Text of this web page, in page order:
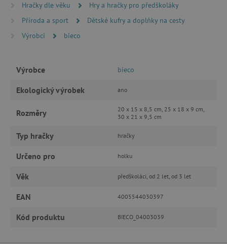
Hračky dle věku
Hry a hračky pro předškoláky
Příroda a sport
Dětské kufry a doplňky na cesty
Výrobci
bieco
Výrobce bieco
Ekologický výrobek ano
Rozměry
20 x 15 x 8,5 cm, 25 x 18 x 9 cm,
30 x 21 x 9,5 cm
Typ hračky hračky
Určeno pro holku
Věk předškoláci, od 2 let, od 3 let
EAN 4005544030397
Kód produktu BIECO_04003039
MARKETINGOVÉ COOKIES
FUNKČNÍ SOUBORY
Analytické cookies
Marketingové cookies
Nezbytně nutné soubory cookie umožňují
přihlášení uživatele a správa účtu. Webové
cookie správně používat.
Doména